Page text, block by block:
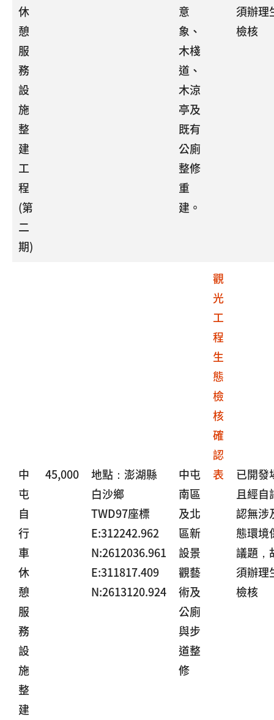
休
憩
服
務
設
施
整
建
工
程
(第
二
期)
意
象、
木棧
道、
木涼
亭及
既有
公廁
整修
重
建。
須辦理
檢核
中
屯
自
行
車
休
憩
服
務
設
施
整
建
45,000
地點：澎湖縣
白沙鄉
TWD97座標
E:312242.962
N:2612036.961
E:311817.409
N:2613120.924
中屯
南區
及北
區新
設景
觀藝
術及
公廁
與步
道整
修
觀
光
工
程
生
態
檢
核
確
認
表
已開發
且經自
認無涉
態環境
議題，
須辦理
檢核